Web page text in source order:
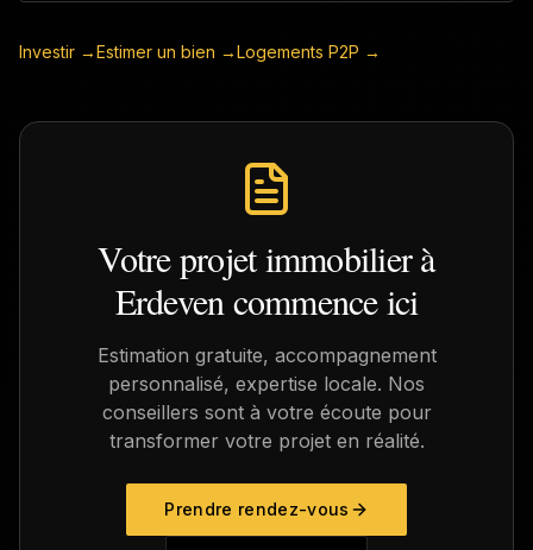
Investir →Estimer un bien →Logements P2P →
Votre projet immobilier à
Erdevencommence ici
Estimation gratuite, accompagnement
personnalisé, expertise locale. Nos
conseillers sont à votre écoute pour
transformer votre projet en réalité.
Prendre rendez-vous